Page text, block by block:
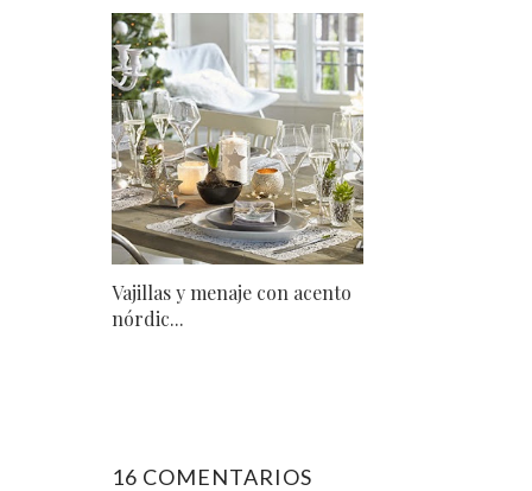
Vajillas y menaje con acento
nórdic...
16 COMENTARIOS